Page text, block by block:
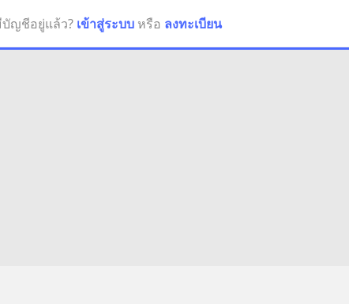
ญชีอยู่แล้ว? เข้าสู่ระบบ หรือ ลงทะเบียน